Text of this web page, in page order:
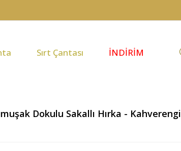
Sırt Çantası İNDİRİM
Dokulu Sakallı Hırka - Kahverengi